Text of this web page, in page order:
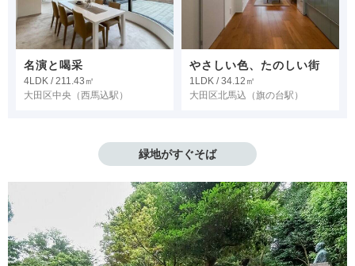
名演と喝采
4LDK / 211.43㎡
大田区中央 （西馬込駅）
やさしい色、たのしい街
1LDK / 34.12㎡
大田区北馬込 （旗の台駅）
緑地がすぐそば